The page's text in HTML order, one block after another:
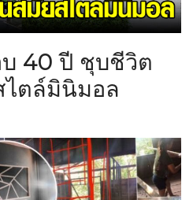
บ 40 ปี ชุบชีวิต
ตล์มินิมอล